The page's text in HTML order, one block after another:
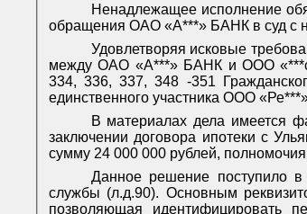
Ненадлежащее исполнение
обращения ОАО «А***» БАНК в суд с
Удовлетворяя исковые
между ОАО «А***» БАНК и ООО
334, 336, 337, 348 -351
единственного участника ООО
В материалах дела имеется
заключении договора ипотеки с
сумму 24 000 000 рублей,
Данное решение поступило в
службы (л.д.90). Основным
позволяющая идентифицировать